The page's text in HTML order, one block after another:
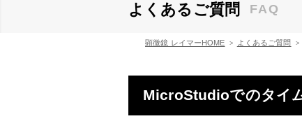
よくあるご質問 FAQ
顕微鏡 レイマーHOME よくあるご質問
MicroStudioでのタイ